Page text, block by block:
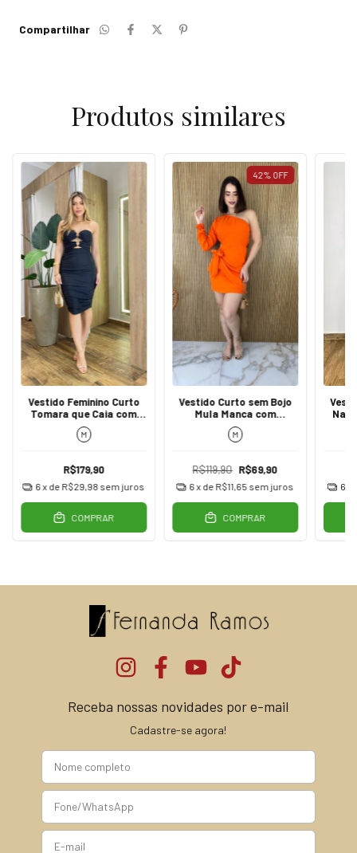
Compartilhar
Produtos similares
Vestido Feminino Curto
Tomara que Caia com
Bojo Drapeado Preto
M
R$179,90
6x de R$29,98 sem juros
COMPRAR
42% OFF
Vestido Curto sem Bojo
Mula Manca com
Abertura Coral
M
R$119,90 R$69,90
6 x de R$11,65 sem juros
COMPRAR
6
Receba nossas novidades por e-mail
Cadastre-se agora!